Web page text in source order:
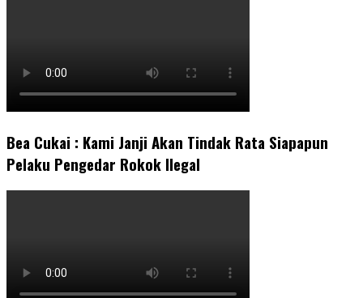
Bea Cukai : Kami Janji Akan Tindak Rata Siapapun
Pelaku Pengedar Rokok Ilegal